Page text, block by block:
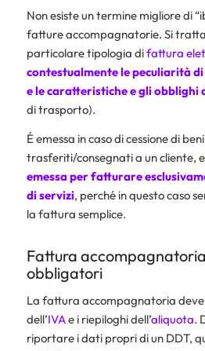
Non esiste un termine migliore di
fatture accompagnatorie. Si
particolare tipologia difattura
contestualmente le peculiarità di
e le caratteristiche e gli obblighi
di trasporto).
É emessa in caso di cessione di
trasferiti/consegnati a un cliente, e
emessa per fatturare
di servizi, perché in questo caso
la fattura semplice.
Fattura
obbligatori
La fattura accompagnatoria deve
dell’IVAe i riepiloghi dell’aliquota.
riportare i dati propri di un DDT,